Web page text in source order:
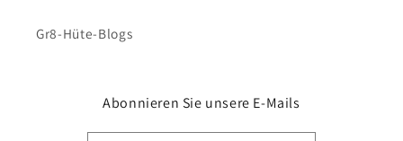
Gr8-Hüte-Blogs
Abonnieren Sie unsere E-Mails